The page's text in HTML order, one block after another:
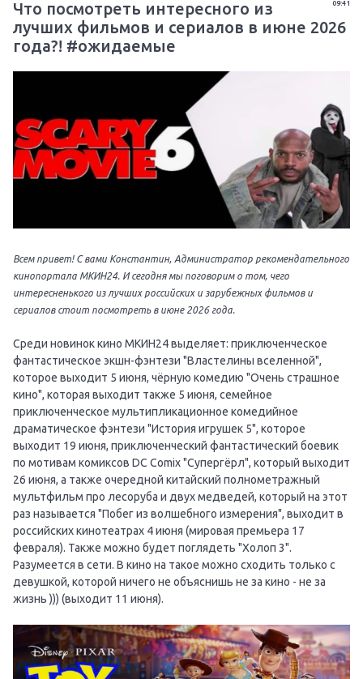
09:41
Что посмотреть интересного из
лучших фильмов и сериалов в июне 2026
года?! #ожидаемые
Всем привет! С вами Константин, Администратор рекомендательного
кинопортала МКИН24. И сегодня мы поговорим о том, чего
интересненького из лучших российских и зарубежных фильмов и
сериалов стоит посмотреть в июне 2026 года.
Среди новинок кино МКИН24 выделяет: приключенческое
фантастическое экшн-фэнтези "Властелины вселенной",
которое выходит 5 июня, чёрную комедию "Очень страшное
кино", которая выходит также 5 июня, семейное
приключенческое мультипликационное комедийное
драматическое фэнтези "История игрушек 5", которое
выходит 19 июня, приключенческий фантастический боевик
по мотивам комиксов DC Comix "Супергёрл", который выходит
26 июня, а также очередной китайский полнометражный
мультфильм про лесоруба и двух медведей, который на этот
раз называется "Побег из волшебного измерения", выходит в
российских кинотеатрах 4 июня (мировая премьера 17
февраля). Также можно будет поглядеть "Холоп 3".
Разумеется в сети. В кино на такое можно сходить только с
девушкой, которой ничего не объяснишь не за кино - не за
жизнь ))) (выходит 11 июня).